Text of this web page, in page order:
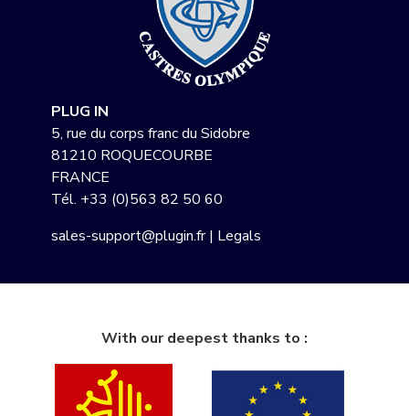
PLUG IN
5, rue du corps franc du Sidobre
81210 ROQUECOURBE
FRANCE
Tél. +33 (0)563 82 50 60
sales-support@plugin.fr| Legals
With our deepest thanks to :